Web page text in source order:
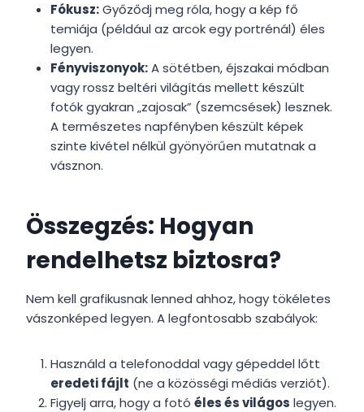
Fókusz:Győződj meg róla, hogy a kép fő
temiája (például az arcok egy portrénál) éles
legyen.
Fényviszonyok:A sötétben, éjszakai módban
vagy rossz beltéri világítás mellett készült
fotók gyakran „zajosak” (szemcsések) lesznek.
A természetes napfényben készült képek
szinte kivétel nélkül gyönyörűen mutatnak a
vásznon.
Összegzés: Hogyan
rendelhetsz biztosra?
Nem kell grafikusnak lenned ahhoz, hogy tökéletes
vászonképed legyen. A legfontosabb szabályok:
Használd a telefonoddal vagy gépeddel lőtt
eredeti fájlt (ne a közösségi médiás verziót).
Figyelj arra, hogy a fotó éles és világos legyen.